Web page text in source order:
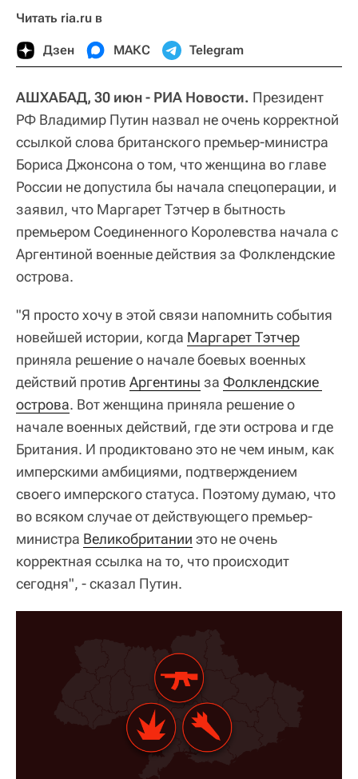
Читать ria.ru в
Дзен МАКС Telegram
АШХАБАД, 30 июн - РИА Новости. Президент
РФ Владимир Путин назвал не очень корректной
ссылкой слова британского премьер-министра
Бориса Джонсона о том, что женщина во главе
России не допустила бы начала спецоперации, и
заявил, что Маргарет Тэтчер в бытность
премьером Соединенного Королевства начала с
Аргентиной военные действия за Фолклендские
острова.
"Я просто хочу в этой связи напомнить события
новейшей истории, когда Маргарет Тэтчер
приняла решение о начале боевых военных
действий против Аргентины за Фолклендские
острова. Вот женщина приняла решение о
начале военных действий, где эти острова и где
Британия. И продиктовано это не чем иным, как
имперскими амбициями, подтверждением
своего имперского статуса. Поэтому думаю, что
во всяком случае от действующего премьер-
министра Великобритании это не очень
корректная ссылка на то, что происходит
сегодня", - сказал Путин.